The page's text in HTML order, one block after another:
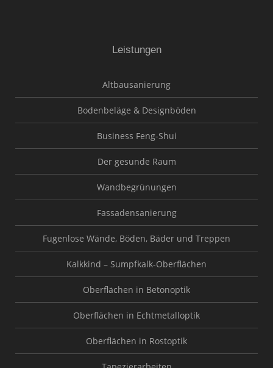
Leistungen
Altbausanierung
Bodenbeläge & Designböden
Business Feng-Shui
Der gesunde Raum
Wandbegrünungen
Fassadensanierung
Fugenlose Wände, Böden, Bäder und Treppen
Kalkkind – Sumpfkalk-Oberflächen
Oberflächen in Betonoptik
Oberflächen in Echtmetalloptik
Oberflächen in Rostoptik